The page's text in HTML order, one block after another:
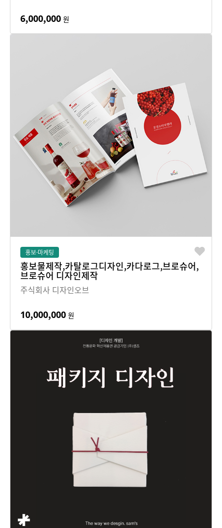
6,000,000 원
홍보·마케팅
홍보물제작,카탈로그디자인,카다로그,브로슈어,
브로슈어 디자인제작
주식회사 디자인오브
10,000,000 원